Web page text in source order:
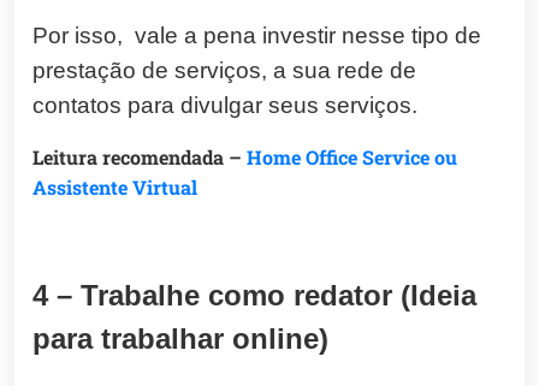
Por isso, vale a pena investir nesse tipo de
prestação de serviços, a sua rede de
contatos para divulgar seus serviços.
Leitura recomendada – Home Office Service ou
Assistente Virtual
4 – Trabalhe como redator (Ideia
para trabalhar online)